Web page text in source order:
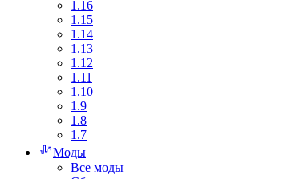
1.16
1.15
1.14
1.13
1.12
1.11
1.10
1.9
1.8
1.7
Моды
Все моды